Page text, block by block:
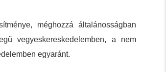
méghozzá általánosságban
vegyeskereskedelemben, a nem
egyaránt.